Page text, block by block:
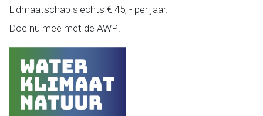
Lidmaatschap slechts € 45, - per jaar.
Doe nu mee met de AWP!